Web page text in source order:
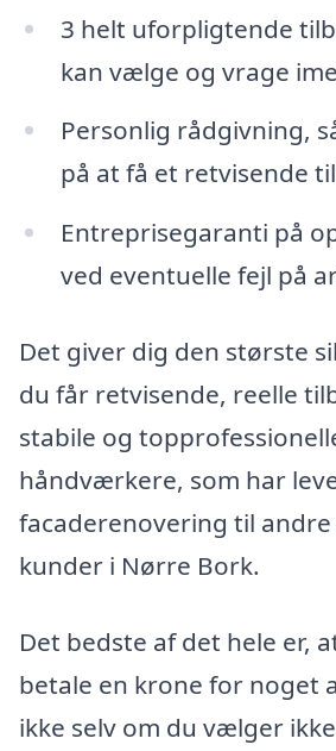
3 helt uforpligtende
kan vælge og vrage
Personlig rådgivning,
på at få et retvisende
Entreprisegaranti på
ved eventuelle fejl på
Det giver dig den største
du får retvisende, reelle
stabile og
håndværkere, som har
facaderenovering til andre
kunder i Nørre Bork.
Det bedste af det hele er,
betale en krone for noget
ikke selv om du vælger